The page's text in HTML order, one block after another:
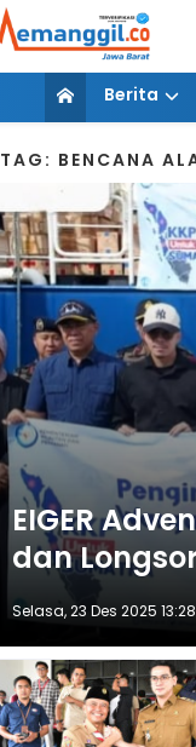
Berita
TAG: BENCANA
EIGER
dan
Selasa, 23 Des 2025